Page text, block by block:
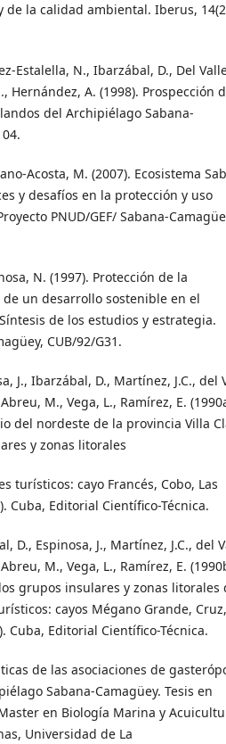
la calidad ambiental. Iberus,
Estalella, N., Ibarzábal, D., Del
Hernández, A. (1998). Prospección
del Archipiélago Sabana-
Acosta, M. (2007). Ecosistema
y desafíos en la protección y uso
PNUD/GEF/ Sabana-
N. (1997). Protección de la
un desarrollo sostenible en el
de los estudios y estrategia.
CUB/92/G31.
J., Ibarzábal, D., Martínez, J.C., del
M., Vega, L., Ramírez, E.
del nordeste de la provincia Villa
y zonas litorales
turísticos: cayo Francés, Cobo, Las
Cuba, Editorial Científico-Técnica.
D., Espinosa, J., Martínez, J.C., del
M., Vega, L., Ramírez, E.
grupos insulares y zonas litorales
cayos Mégano Grande, Cruz,
Cuba, Editorial Científico-Técnica.
de las asociaciones de
Sabana-Camagüey. Tesis en
en Biología Marina y
Universidad de La